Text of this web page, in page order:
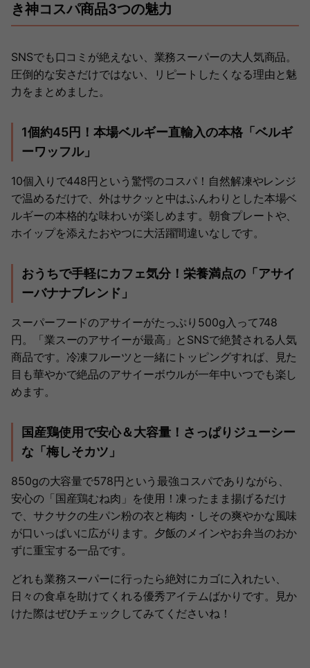
き神コスパ商品3つの魅力
SNSでも口コミが絶えない、業務スーパーの大人気商品。
圧倒的な安さだけではない、リピートしたくなる理由と魅
力をまとめました。
1個約45円！本場ベルギー直輸入の本格「ベルギ
ーワッフル」
10個入りで448円という驚愕のコスパ！自然解凍やレンジ
で温めるだけで、外はサクッと中はふんわりとした本場ベ
ルギーの本格的な味わいが楽しめます。朝食プレートや、
ホイップを添えたおやつに大活躍間違いなしです。
おうちで手軽にカフェ気分！栄養満点の「アサイ
ーバナナブレンド」
スーパーフードのアサイーがたっぷり500g入って748
円。「業スーのアサイーが最高」とSNSで絶賛される人気
商品です。冷凍フルーツと一緒にトッピングすれば、見た
目も華やかで絶品のアサイーボウルが一年中いつでも楽し
めます。
国産鶏使用で安心＆大容量！さっぱりジューシー
な「梅しそカツ」
850gの大容量で578円という最強コスパでありながら、
安心の「国産鶏むね肉」を使用！凍ったまま揚げるだけ
で、サクサクの生パン粉の衣と梅肉・しその爽やかな風味
が口いっぱいに広がります。夕飯のメインやお弁当のおか
ずに重宝する一品です。
どれも業務スーパーに行ったら絶対にカゴに入れたい、
日々の食卓を助けてくれる優秀アイテムばかりです。見か
けた際はぜひチェックしてみてくださいね！